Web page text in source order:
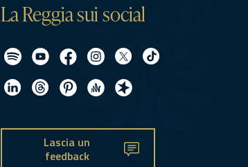
La Reggia sui social
Lascia un
feedback